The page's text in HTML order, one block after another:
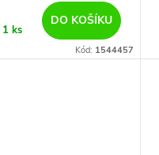
1 ks
DO KOŠÍKU
Kód: 1544457